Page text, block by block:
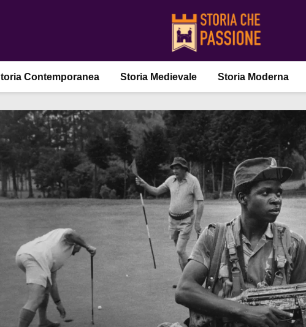
Contemporanea Storia Medievale Storia Moderna